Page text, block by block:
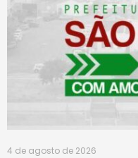
4 de agosto de 2026